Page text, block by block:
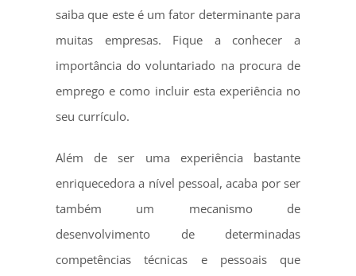
saiba que este é um fator determinante para
muitas empresas. Fique a conhecer a
importância do voluntariado na procura de
emprego e como incluir esta experiência no
seu currículo.
Além de ser uma experiência bastante
enriquecedora a nível pessoal, acaba por ser
também um mecanismo de
desenvolvimento de determinadas
competências técnicas e pessoais que